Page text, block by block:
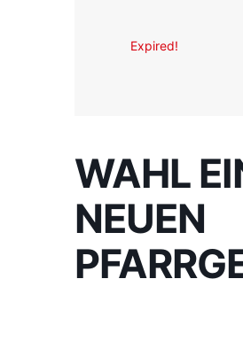
Expired!
WAHL
NEUEN